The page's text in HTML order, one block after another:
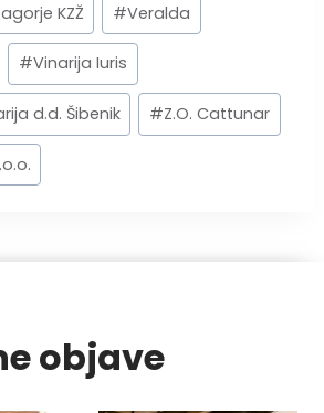
KZŽ #Veralda
#Vinarija Iuris
d.d. Šibenik #Z.O. Cattunar
objave